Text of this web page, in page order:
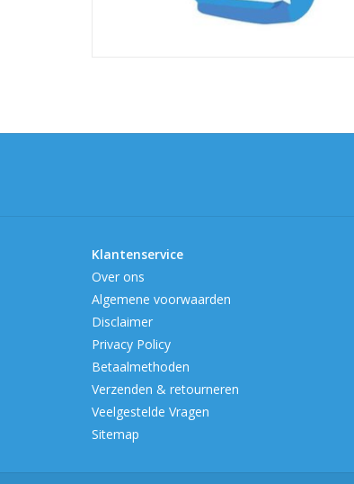
Klantenservice
Over ons
Algemene voorwaarden
Disclaimer
Privacy Policy
Betaalmethoden
Verzenden & retourneren
Veelgestelde Vragen
Sitemap